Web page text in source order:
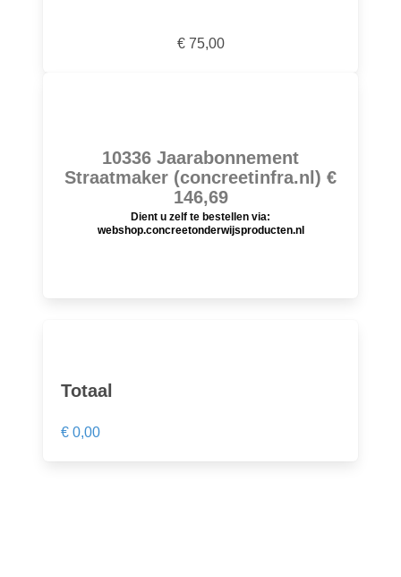
€ 75,00
10336 Jaarabonnement
Straatmaker (concreetinfra.nl) €
146,69
Dient u zelf te bestellen via:
webshop.concreetonderwijsproducten.nl
Totaal
€ 0,00